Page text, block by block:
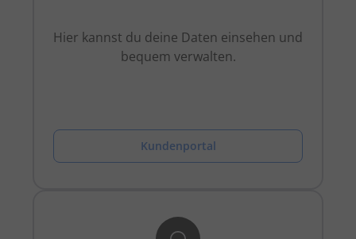
Hier kannst du deine Daten einsehen und
bequem verwalten.
Kundenportal